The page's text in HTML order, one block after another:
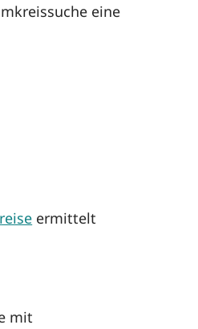
eine
ermittelt
mit